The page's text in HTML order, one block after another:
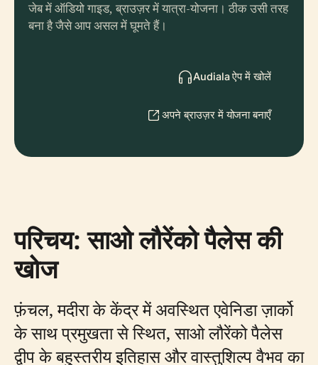
जेब में ऑडियो गाइड, ब्राउज़र में यात्रा-योजना। ठीक उसी तरह
बना है जैसे आप असल में घूमते हैं।
Audiala ऐप में खोलें
अपने ब्राउज़र में योजना बनाएँ
परिचय: साओ लौरेंको पैलेस की
खोज
फ़ंचल, मदीरा के केंद्र में अवस्थित एवेनिडा ज़ार्को
के साथ प्रमुखता से स्थित, साओ लौरेंको पैलेस
द्वीप के बहुस्तरीय इतिहास और वास्तुशिल्प वैभव का